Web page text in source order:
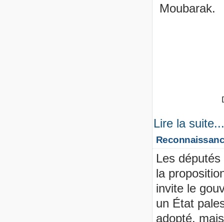
Lire la suite...
Les
la
invite le
un État
adopté,